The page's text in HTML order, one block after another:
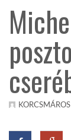
LATIN-
KÖZEL-KELET
AUSZTRÁLIA